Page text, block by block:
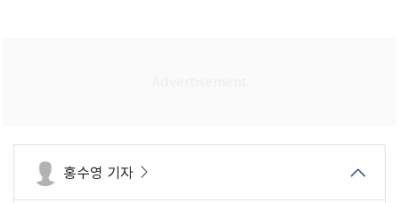
홍수영 기자